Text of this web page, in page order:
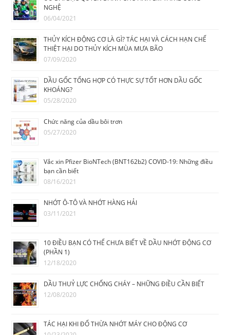
NGHỆ
06/04/2021
THỦY KÍCH ĐỘNG CƠ LÀ GÌ? TÁC HẠI VÀ CÁCH HẠN CHẾ
THIỆT HẠI DO THỦY KÍCH MÙA MƯA BÃO
07/09/2020
DẦU GỐC TỔNG HỢP CÓ THỰC SỰ TỐT HƠN DẦU GỐC
KHOÁNG?
05/28/2020
Chức năng của dầu bôi trơn
05/27/2020
Vắc xin Pfizer BioNTech (BNT162b2) COVID-19: Những điều
bạn cần biết
08/16/2021
NHỚT Ô-TÔ VÀ NHỚT HÀNG HẢI
03/11/2021
10 ĐIỀU BẠN CÓ THỂ CHƯA BIẾT VỀ DẦU NHỚT ĐỘNG CƠ
(PHẦN 1)
12/18/2020
DẦU THUỶ LỰC CHỐNG CHÁY – NHỮNG ĐIỀU CẦN BIẾT
12/08/2020
TÁC HẠI KHI ĐỔ THỪA NHỚT MÁY CHO ĐỘNG CƠ